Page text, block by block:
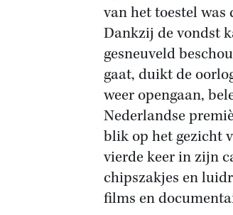
van het toestel
Dankzij de vondst
gesneuveld
gaat, duikt de
weer opengaan,
Nederlandse
blik op het gezicht
vierde keer in zijn
chipszakjes en
films en